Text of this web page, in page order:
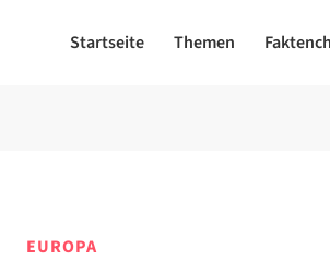
Startseite Themen
EUROPA